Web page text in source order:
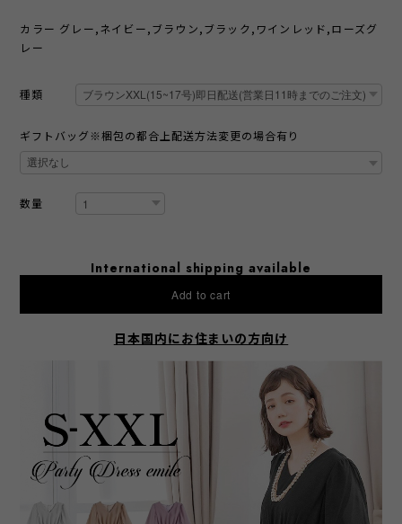
カラー グレー,ネイビー,ブラウン,ブラック,ワインレッド,ローズグ
レー
種類
ギフトバッグ※梱包の都合上配送方法変更の場合有り
数量
International shipping available
Add to cart
日本国内にお住まいの方向け